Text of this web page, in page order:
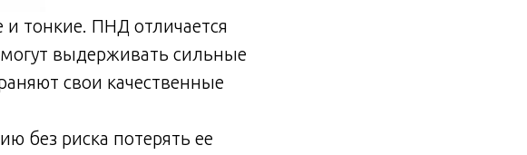
тонкие. ПНД отличается
выдерживать сильные
свои качественные
без риска потерять ее